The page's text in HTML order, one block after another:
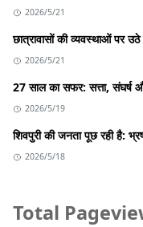
2026/5/21
छात्रावासों की व्यवस्थाओं पर
2026/5/21
27 साल का सफर: सत्ता, संघर्ष
2026/5/19
शिवपुरी की जनता पूछ रही है:
2026/5/18
Total